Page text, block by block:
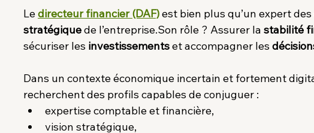
Le directeur financier (DAF) est bien plus qu’un expert des
stratégique de l’entreprise.Son rôle ? Assurer la stabilité
sécuriser les investissements et accompagner les
Dans un contexte économique incertain et fortement
recherchent des profils capables de conjuguer :
expertise comptable et financière,
vision stratégique,